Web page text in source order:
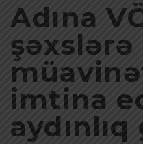
Adına
şəxslərə
imtina